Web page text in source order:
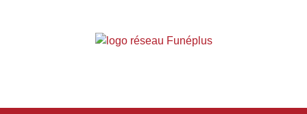
au réseauFunéplus